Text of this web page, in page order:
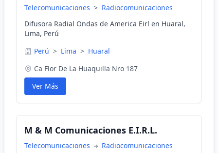
Telecomunicaciones > Radiocomunicaciones
Difusora Radial Ondas de America Eirl en Huaral,
Lima, Perú
Perú > Lima > Huaral
Ca Flor De La Huaquilla Nro 187
Ver Más
M & M Comunicaciones E.I.R.L.
Telecomunicaciones Radiocomunicaciones